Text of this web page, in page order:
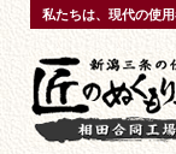
私たちは、現代の使